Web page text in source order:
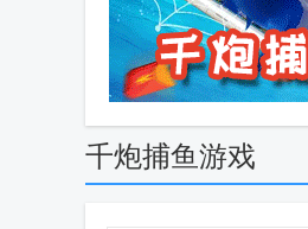
千炮捕鱼游戏